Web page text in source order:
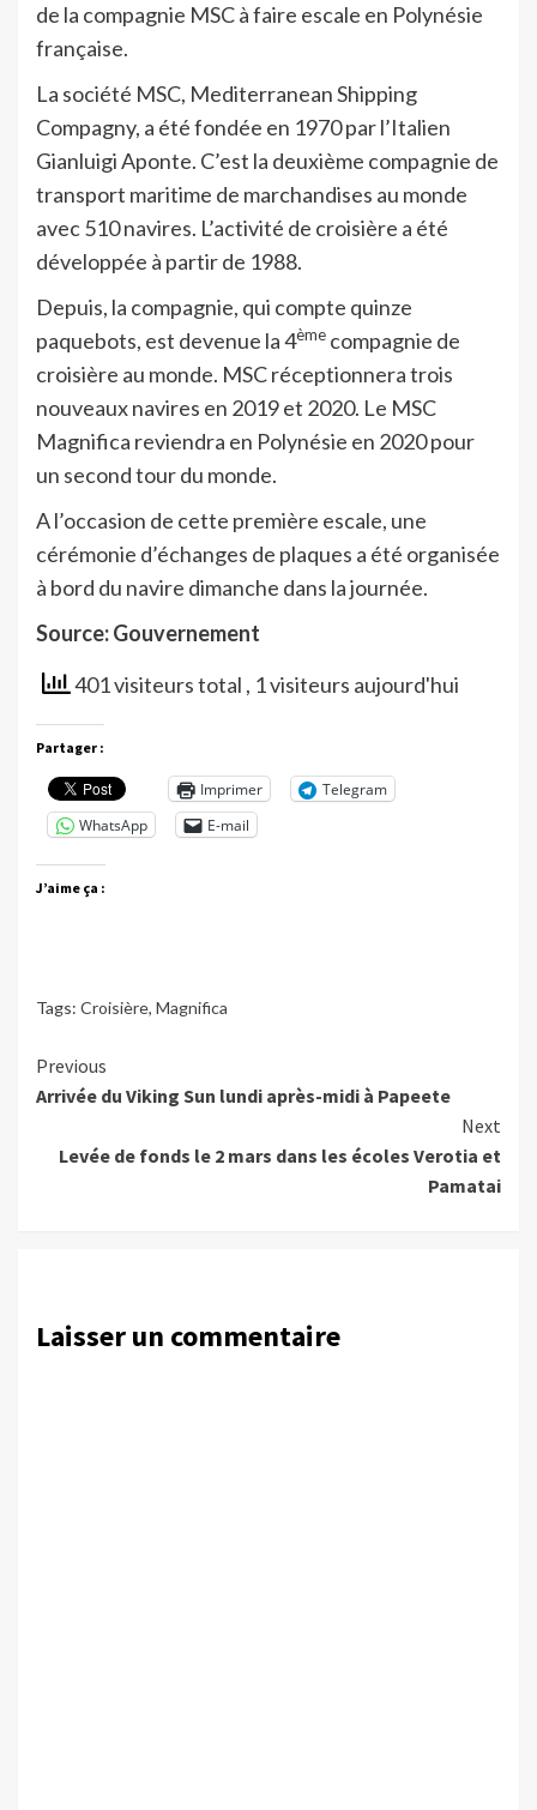
de la compagnie MSC à faire escale en Polynésie
française.
La société MSC, Mediterranean Shipping
Compagny, a été fondée en 1970 par l’Italien
Gianluigi Aponte. C’est la deuxième compagnie de
transport maritime de marchandises au monde
avec 510 navires. L’activité de croisière a été
développée à partir de 1988.
Depuis, la compagnie, qui compte quinze
paquebots, est devenue la 4ème compagnie de
croisière au monde. MSC réceptionnera trois
nouveaux navires en 2019 et 2020. Le MSC
Magnifica reviendra en Polynésie en 2020 pour
un second tour du monde.
A l’occasion de cette première escale, une
cérémonie d’échanges de plaques a été organisée
à bord du navire dimanche dans la journée.
Source: Gouvernement
401 visiteurs total , 1 visiteurs aujourd'hui
Partager :
Imprimer
Telegram
WhatsApp
E-mail
J’aime ça :
Tags: Croisière, Magnifica
Continue
Reading
Previous
Arrivée du Viking Sun lundi après-midi à Papeete
Next
Levée de fonds le 2 mars dans les écoles Verotia et
Pamatai
Laisser un commentaire